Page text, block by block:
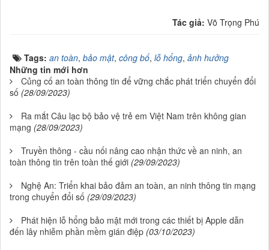
Tác giả: Võ Trọng Phú
Tags: an toàn, bảo mật, công bố, lỗ hổng, ảnh hưởng
Những tin mới hơn
Củng cố an toàn thông tin để vững chắc phát triển chuyển đổi
số (28/09/2023)
Ra mắt Câu lạc bộ bảo vệ trẻ em Việt Nam trên không gian
mạng (28/09/2023)
Truyền thông - cầu nối nâng cao nhận thức về an ninh, an
toàn thông tin trên toàn thế giới (29/09/2023)
Nghệ An: Triển khai bảo đảm an toàn, an ninh thông tin mạng
trong chuyển đổi số (29/09/2023)
Phát hiện lỗ hổng bảo mật mới trong các thiết bị Apple dẫn
đến lây nhiễm phần mềm gián điệp (03/10/2023)